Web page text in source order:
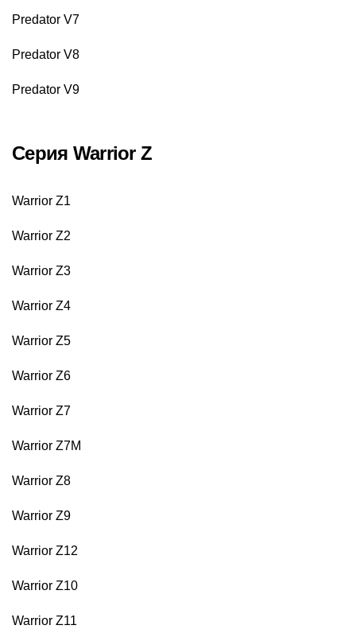
Predator V7
Predator V8
Predator V9
Серия Warrior Z
Warrior Z1
Warrior Z2
Warrior Z3
Warrior Z4
Warrior Z5
Warrior Z6
Warrior Z7
Warrior Z7M
Warrior Z8
Warrior Z9
Warrior Z12
Warrior Z10
Warrior Z11